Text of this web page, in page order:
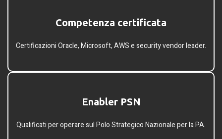
Competenza certificata​
Certificazioni Oracle, Microsoft, AWS e security vendor leader.
Enabler PSN​
Qualificati per operare sul Polo Strategico Nazionale per la PA.